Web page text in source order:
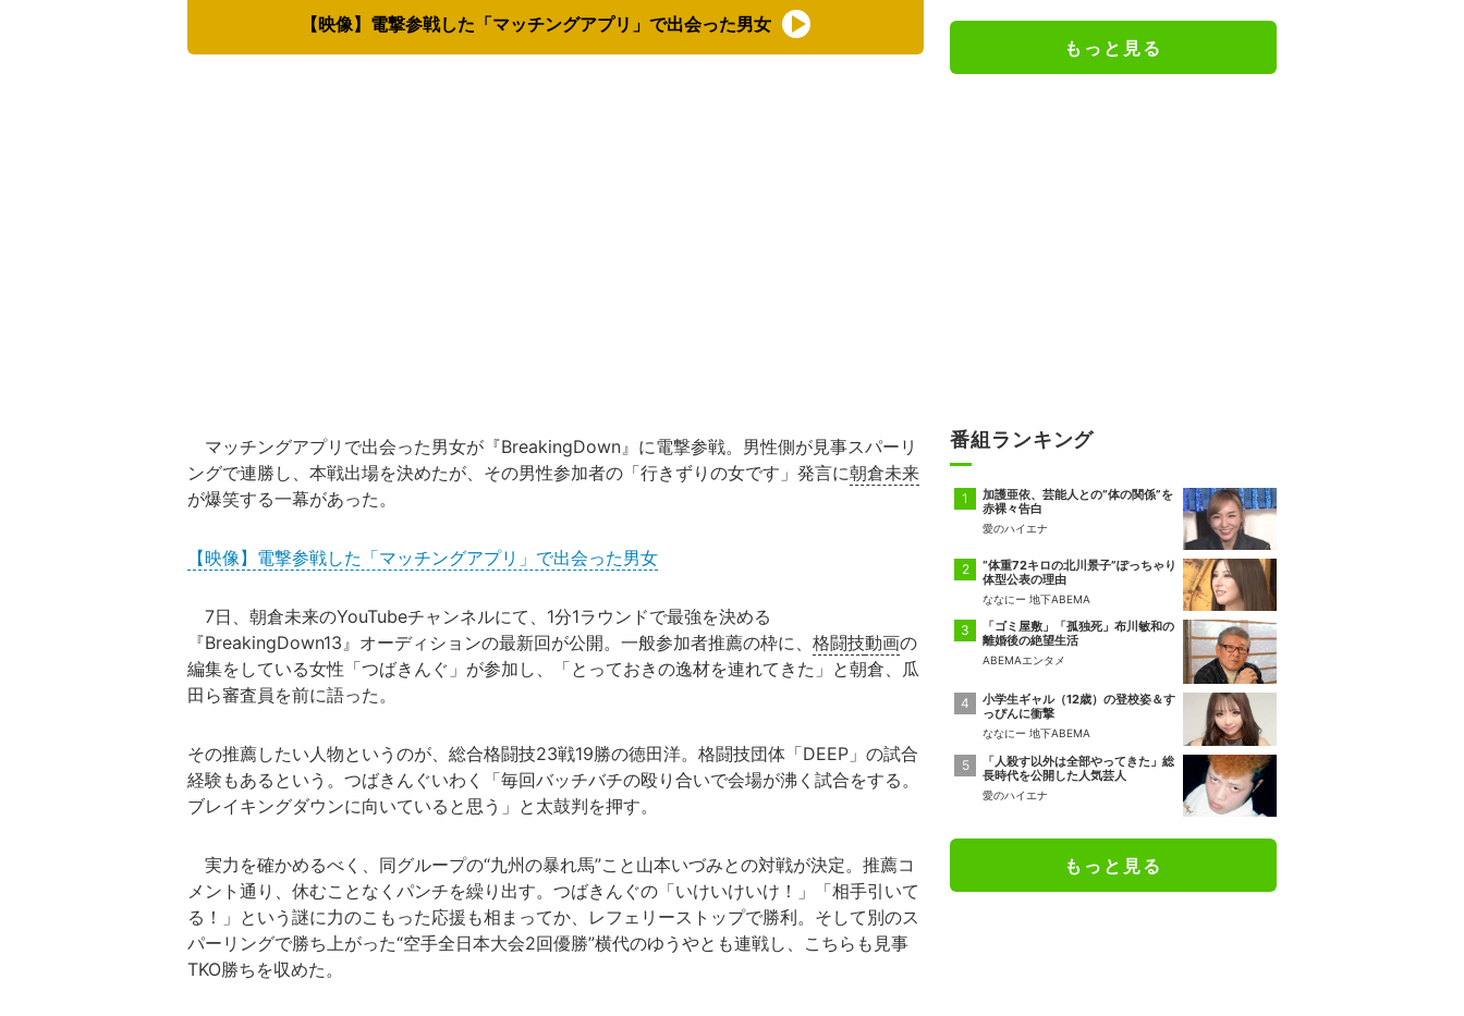
【映像】電撃参戦した「マッチングアプリ」で出会った男女
マッチングアプリで出会った男女が『BreakingDown』に電撃参戦。男性側が見事スパーリ
ングで連勝し、本戦出場を決めたが、その男性参加者の「行きずりの女です」発言に朝倉未来
が爆笑する一幕があった。
【映像】電撃参戦した「マッチングアプリ」で出会った男女
7日、朝倉未来のYouTubeチャンネルにて、1分1ラウンドで最強を決める
『BreakingDown13』オーディションの最新回が公開。一般参加者推薦の枠に、 格闘技動画の
編集をしている女性「つばきんぐ」が参加し、「とっておきの逸材を連れてきた」と朝倉、瓜
田ら審査員を前に語った。
その推薦したい人物というのが、総合格闘技23戦19勝の徳田洋。格闘技団体「DEEP」の試合
経験もあるという。つばきんぐいわく「毎回バッチバチの殴り合いで会場が沸く試合をする。
ブレイキングダウンに向いていると思う」と太鼓判を押す。
実力を確かめるべく、同グループの“九州の暴れ馬”こと山本いづみとの対戦が決定。推薦コ
メント通り、休むことなくパンチを繰り出す。つばきんぐの「いけいけいけ！」「相手引いて
る！」という謎に力のこもった応援も相まってか、レフェリーストップで勝利。そして別のス
パーリングで勝ち上がった“空手全日本大会2回優勝”横代のゆうやとも連戦し、こちらも見事
TKO勝ちを収めた。
もっと見る
番組ランキング
加護亜依、芸能人との“体の関係”を
赤裸々告白
愛のハイエナ
“体重72キロの北川景子”ぽっちゃり
体型公表の理由
ななにー 地下ABEMA
「ゴミ屋敷」「孤独死」布川敏和の
離婚後の絶望生活
ABEMAエンタメ
小学生ギャル（12歳）の登校姿＆す
っぴんに衝撃
ななにー 地下ABEMA
「人殺す以外は全部やってきた」総
長時代を公開した人気芸人
愛のハイエナ
もっと見る